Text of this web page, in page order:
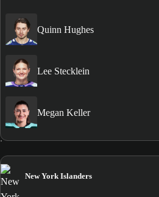
Quinn Hughes
Lee Stecklein
Megan Keller
New York Islanders